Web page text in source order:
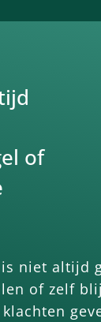
of
niet altijd
of zelf